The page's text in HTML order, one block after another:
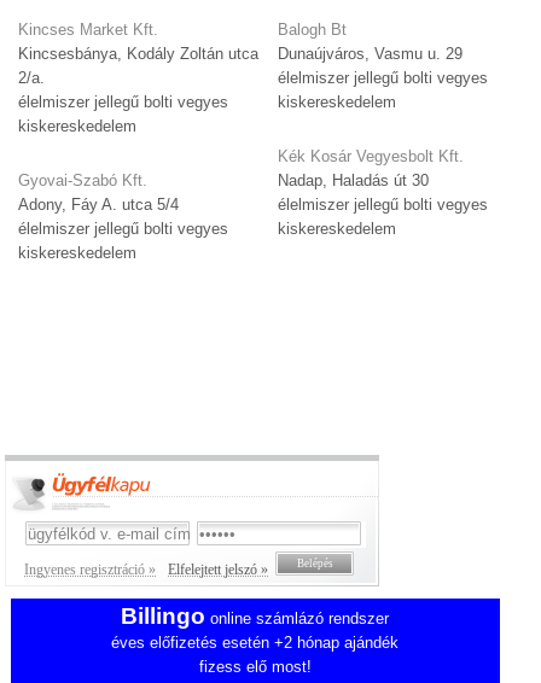
Kincses Market Kft.
Kincsesbánya, Kodály Zoltán utca
2/a.
élelmiszer jellegű bolti vegyes
kiskereskedelem
Gyovai-Szabó Kft.
Adony, Fáy A. utca 5/4
élelmiszer jellegű bolti vegyes
kiskereskedelem
Balogh Bt
Dunaújváros, Vasmu u. 29
élelmiszer jellegű bolti vegyes
kiskereskedelem
Kék Kosár Vegyesbolt Kft.
Nadap, Haladás út 30
élelmiszer jellegű bolti vegyes
kiskereskedelem
Ingyenes regisztráció » Elfelejtett jelszó »
Billingo online számlázó rendszer
éves előfizetés esetén +2 hónap ajándék
fizess elő most!